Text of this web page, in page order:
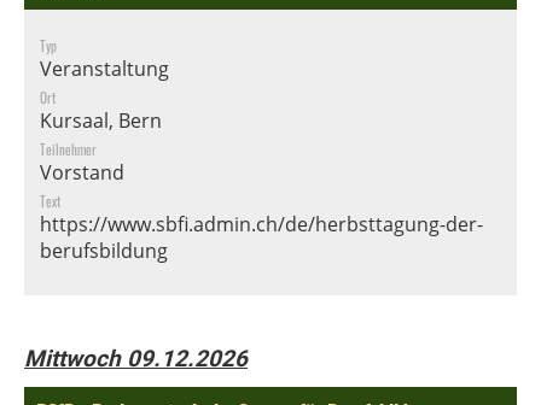
Typ
Veranstaltung
Ort
Kursaal, Bern
Teilnehmer
Vorstand
Text
https://www.sbfi.admin.ch/de/herbsttagung-der-
berufsbildung
Mittwoch 09.12.2026